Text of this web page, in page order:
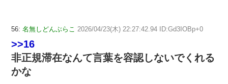
56: 名無しどんぶらこ 2026/04/23(木) 22:27:42.94 ID:Gd3IOBp+0
>>16
非正規滞在なんて言葉を容認しないでくれる
かな